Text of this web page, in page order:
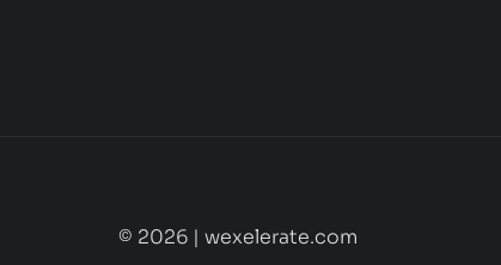
© 2026 | wexelerate.com